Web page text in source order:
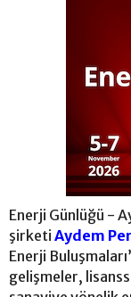
Enerji Günlüğü -
şirketi Aydem
Enerji
gelişmeler,